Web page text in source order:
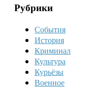
Рубрики
События
История
Криминал
Культура
Курьёзы
Военное